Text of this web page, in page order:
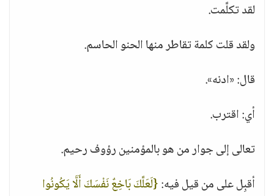
لقد تكلَّمت.
ولقد قلت كلمة تقاطر منها الحنو الحاسم.
قال: «ادنه».
أي: اقترب.
تعالى إلى جوار من هو بالمؤمنين رؤوف رحيم.
أقبِل على من قيل فيه:{لَعَلَّكَ بَاخِعٌ نَفْسَكَ أَلَّا يَكُونُوا